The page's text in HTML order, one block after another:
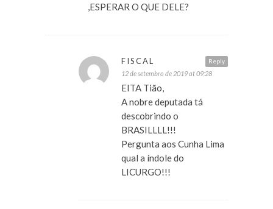
,ESPERAR O QUE DELE?
Reply
FISCAL
12 de setembro de 2019 at 09:28
EITA Tião,
A nobre deputada tá
descobrindo o
BRASILLLL!!!
Pergunta aos Cunha Lima
qual a índole do
LICURGO!!!